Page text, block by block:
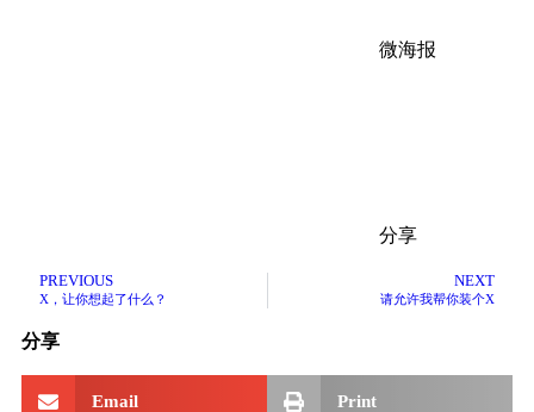
微海报
分享
PREVIOUS
X，让你想起了什么？
NEXT
请允许我帮你装个X
分享
Email Print